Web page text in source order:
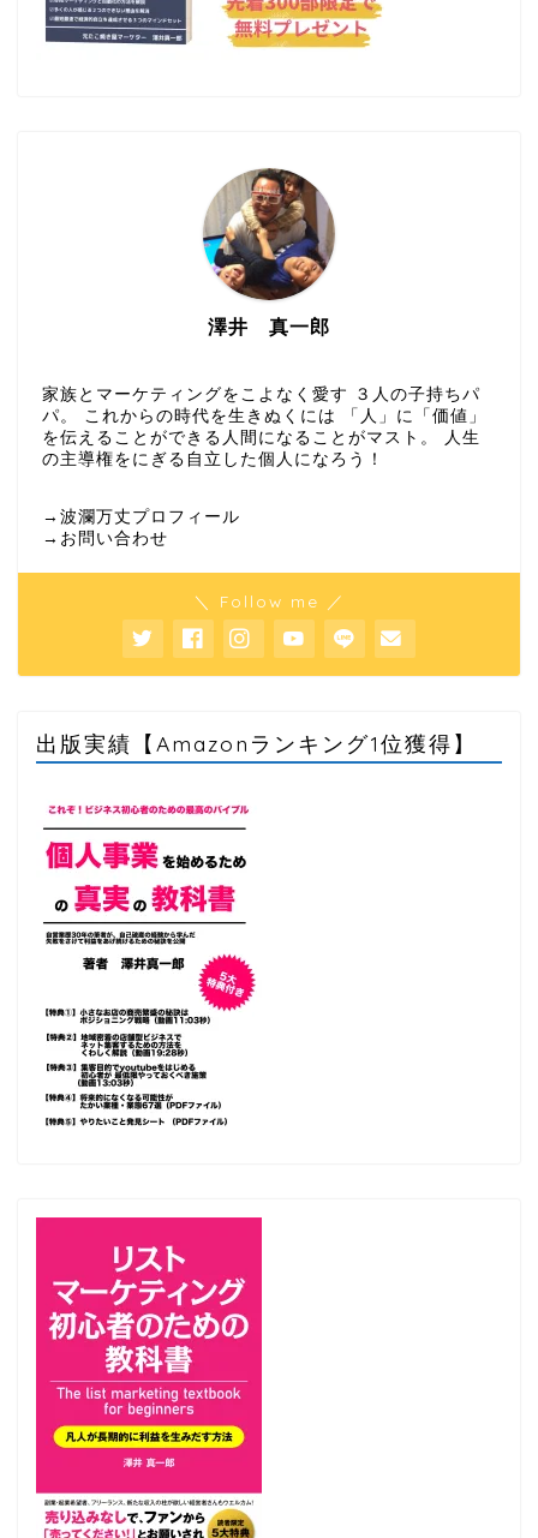
澤井 真一郎
家族とマーケティングをこよなく愛す ３人の子持ちパ
パ。 これからの時代を生きぬくには 「人」に「価値」
を伝えることができる人間になることがマスト。 人生
の主導権をにぎる自立した個人になろう！
→波瀾万丈プロフィール
→お問い合わせ
＼ Follow me ／
出版実績【Amazonランキング1位獲得】